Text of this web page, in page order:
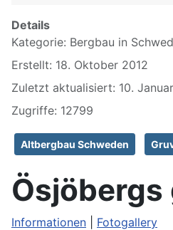
Details
Kategorie: Bergbau in
Erstellt: 18. Oktober 2012
Zuletzt aktualisiert: 10.
Zugriffe: 12799
Altbergbau Schweden
Ösjöbergs
Informationen Fotogallery